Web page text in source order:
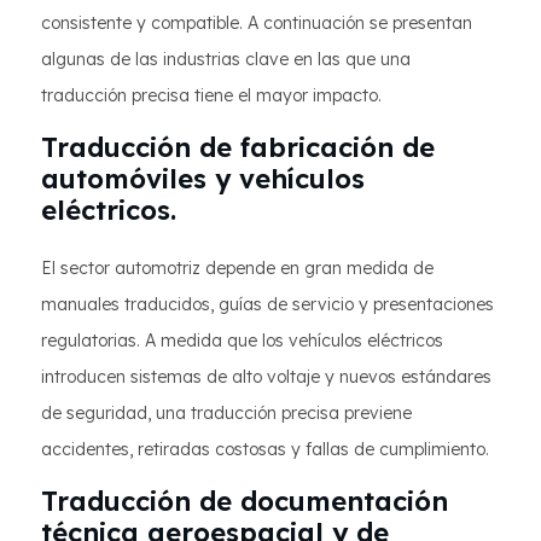
consistente y compatible. A continuación se presentan
algunas de las industrias clave en las que una
traducción precisa tiene el mayor impacto.
Traducción de fabricación de
automóviles y vehículos
eléctricos.
El sector automotriz depende en gran medida de
manuales traducidos, guías de servicio y presentaciones
regulatorias. A medida que los vehículos eléctricos
introducen sistemas de alto voltaje y nuevos estándares
de seguridad, una traducción precisa previene
accidentes, retiradas costosas y fallas de cumplimiento.
Traducción de documentación
técnica aeroespacial y de